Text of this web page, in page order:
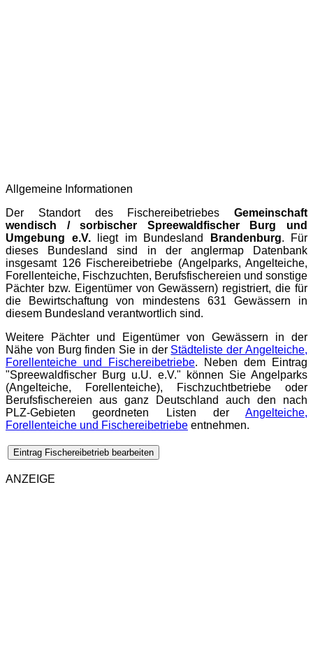
Allgemeine Informationen
Der Standort des Fischereibetriebes Gemeinschaft
wendisch / sorbischer Spreewaldfischer Burg und
Umgebung e.V.liegt im Bundesland Brandenburg. Für
dieses Bundesland sind in der anglermapDatenbank
insgesamt 126 Fischereibetriebe (Angelparks, Angelteiche,
Forellenteiche, Fischzuchten, Berufsfischereien und sonstige
Pächter bzw. Eigentümer von Gewässern) registriert, die für
die Bewirtschaftung von mindestens 631 Gewässern in
diesem Bundesland verantwortlich sind.
Weitere Pächter und Eigentümer von Gewässern in der
Nähe von Burg finden Sie in der Städteliste der Angelteiche,
Forellenteiche und Fischereibetriebe. Neben dem Eintrag
"Spreewaldfischer Burg u.U. e.V." können Sie Angelparks
(Angelteiche, Forellenteiche), Fischzuchtbetriebe oder
Berufsfischereien aus ganz Deutschland auch den nach
PLZ-Gebieten geordneten Listen der Angelteiche,
Forellenteiche und Fischereibetriebe entnehmen.
Eintrag Fischereibetrieb bearbeiten
ANZEIGE